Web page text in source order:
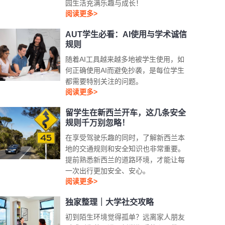
园生活充满乐趣与成长！
阅读更多>
AUT学生必看：AI使用与学术诚信
规则
随着AI工具越来越多地被学生使用，如
何正确使用AI而避免抄袭，是每位学生
都需要特别关注的问题。
阅读更多>
留学生在新西兰开车，这几条安全
规则千万别忽略！
在享受驾驶乐趣的同时，了解新西兰本
地的交通规则和安全知识也非常重要。
提前熟悉新西兰的道路环境，才能让每
一次出行更加安全、安心。
阅读更多>
独家整理｜大学社交攻略
初到陌生环境觉得孤单？远离家人朋友